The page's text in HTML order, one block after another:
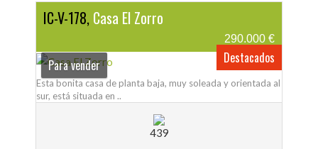
IC-V-178, Casa El Zorro
290.000 €
Destacados
Para vender
Esta bonita casa de planta baja, muy soleada y orientada al
sur, está situada en ..
439